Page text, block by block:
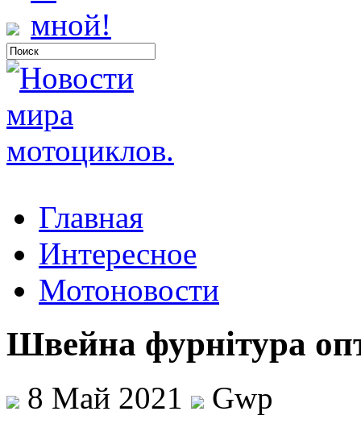
Главная
Интересное
Мотоновости
Швейна фурнітура
8 Май 2021
Gwp